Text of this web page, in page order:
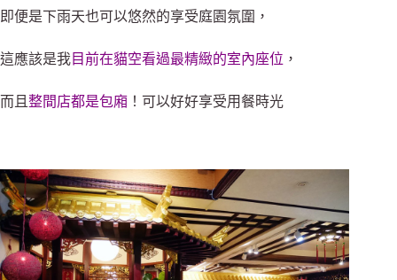
即便是下雨天也可以悠然的享受庭園氛圍，
這應該是我目前在貓空看過最精緻的室內座位 ，
而且 整間店都是包廂 ！可以好好享受用餐時光